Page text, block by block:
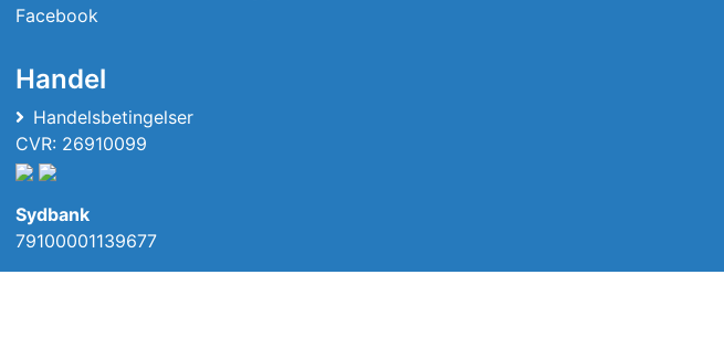
Handel
Handelsbetingelser
CVR: 26910099
Sydbank
79100001139677